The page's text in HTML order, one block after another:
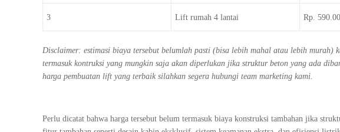
3 Lift rumah 4 lantai Rp.
Disclaimer: estimasi biaya tersebut belumlah pasti (bisa lebih mahal atau lebih murah)
termasuk kontruksi yang mungkin saja akan diperlukan jika struktur beton yang ada
harga pembuatan lift yang terbaik silahkan segera hubungi team marketing kami.
Perlu dicatat bahwa harga tersebut belum termasuk biaya konstruksi tambahan jika